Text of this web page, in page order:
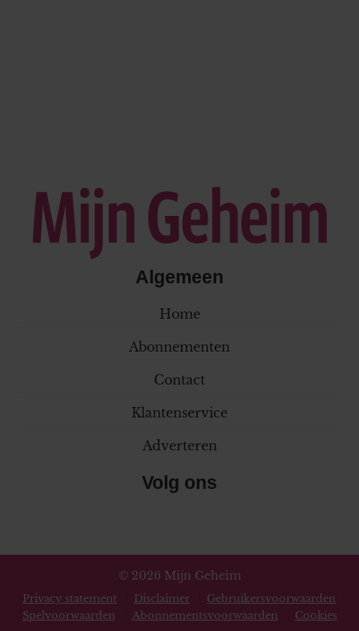
Algemeen
Home
Abonnementen
Contact
Klantenservice
Adverteren
Volg ons
© 2026 Mijn Geheim
Privacy statement Disclaimer
Gebruikersvoorwaarden
Spelvoorwaarden
Abonnementsvoorwaarden Cookies